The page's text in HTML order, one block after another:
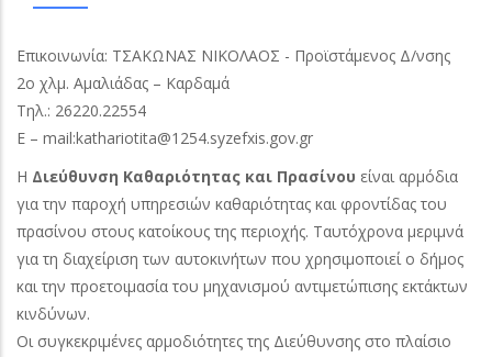
Επικοινωνία: ΤΣΑΚΩΝΑΣ ΝΙΚΟΛΑΟΣ - Προϊστάμενος Δ/νσης
2ο χλμ. Αμαλιάδας – Καρδαμά
Τηλ.: 26220.22554
Ε – mail:kathariotita@1254.syzefxis.gov.gr
Η Διεύθυνση Καθαριότητας και Πρασίνου είναι αρμόδια
για την παροχή υπηρεσιών καθαριότητας και φροντίδας του
πρασίνου στους κατοίκους της περιοχής. Ταυτόχρονα μεριμνά
για τη διαχείριση των αυτοκινήτων που χρησιμοποιεί ο δήμος
και την προετοιμασία του μηχανισμού αντιμετώπισης εκτάκτων
κινδύνων.
Οι συγκεκριμένες αρμοδιότητες της Διεύθυνσης στο πλαίσιο